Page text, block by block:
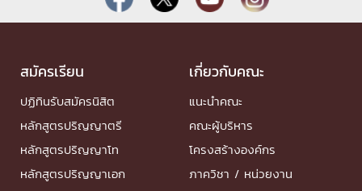
สมัครเรียน
ปฏิทินรับสมัครนิสิต
หลักสูตรปริญญาตรี
หลักสูตรปริญญาโท
หลักสูตรปริญญาเอก
เกี่ยวกับคณะ
แนะนำคณะ
คณะผู้บริหาร
โครงสร้างองค์กร
ภาควิชา / หน่วยงาน